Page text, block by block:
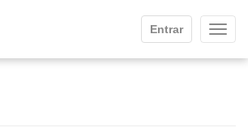
Entrar